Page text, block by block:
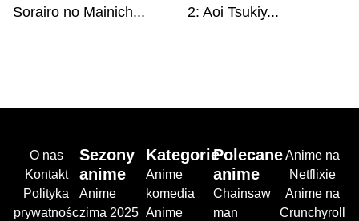
Sorairo no Mainich...
2: Aoi Tsukiy...
O nas
Kontakt
Polityka
prywatnośc
Sezony
anime
Anime
zima 2025
Kategorie
Anime
komedia
Anime
Polecane
anime
Chainsaw
man
Anime na
Netflixie
Anime na
Crunchyroll